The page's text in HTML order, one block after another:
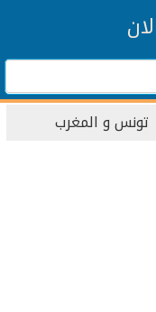
تونس و المغرب